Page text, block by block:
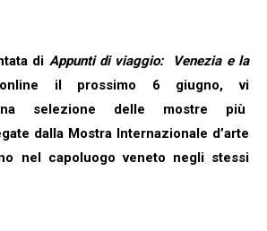
di Appunti di viaggio: Venezia e la
il prossimo 6 giugno, vi
selezione delle mostre più
dalla Mostra Internazionale d’arte
nel capoluogo veneto negli stessi